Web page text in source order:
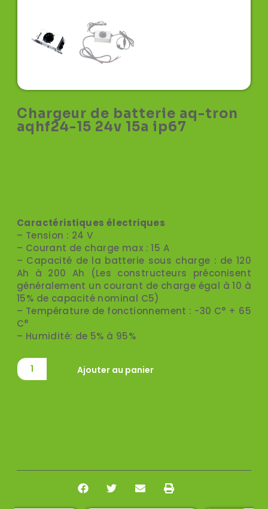
Chargeur de batterie aq-tron
aqhf24-15 24v 15a ip67
Caractéristiques électriques
– Tension : 24 V
– Courant de charge max : 15 A
– Capacité de la batterie sous charge : de 120
Ah à 200 Ah (Les constructeurs préconisent
généralement un courant de charge égal à 10 à
15% de capacité nominal C5)
– Température de fonctionnement : -30 C° + 65
C°
– Humidité: de 5% à 95%
Ajouter au panier